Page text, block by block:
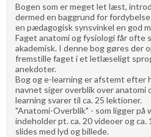
Bogen som er meget let læst,
dermed en baggrund for
en pædagogisk synsvinkel en god
Faget anatomi og fysiologi får
akademisk. I denne bog gøres der
fremstille faget i et letlæseligt
anekdoter.
Bog og e-learning er afstemt efter
navnet siger overblik over anatomi
learning svarer til ca. 25 lektioner.
"Anatomi-Overblik" - som ligger på
indeholder pt. ca. 20 videoer og
slides med lyd og billede.